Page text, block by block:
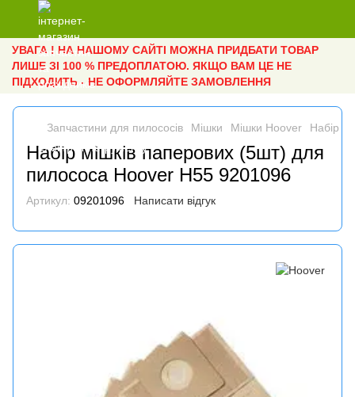
УВАГА ! НА НАШОМУ САЙТІ МОЖНА ПРИДБАТИ ТОВАР
ЛИШЕ ЗІ 100 % ПРЕДОПЛАТОЮ. ЯКЩО ВАМ ЦЕ НЕ
ПІДХОДИТЬ - НЕ ОФОРМЛЯЙТЕ ЗАМОВЛЕННЯ
Запчастини для пилососів Мішки Мішки Hoover Набір
Набір мішків паперових (5шт) для
пилососа Hoover H55 9201096
Артикул: 09201096 Написати відгук